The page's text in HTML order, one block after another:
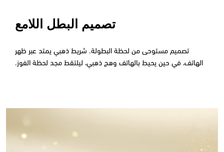
تصميم البطل اللامع
تصميم مستوحى من لحظة البطولة. شريط ذهبي يمتد عبر ظهر
الهاتف، في حين يحيط بالهاتف وهج ذهبي، ليلتقط مجد لحظة الفوز.